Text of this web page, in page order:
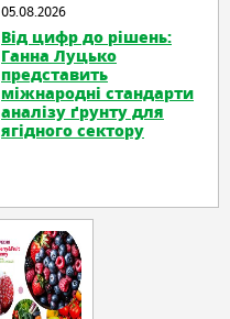
05.08.2026
Від цифр до рішень:
Ганна Луцько
представить
міжнародні стандарти
аналізу ґрунту для
ягідного сектору